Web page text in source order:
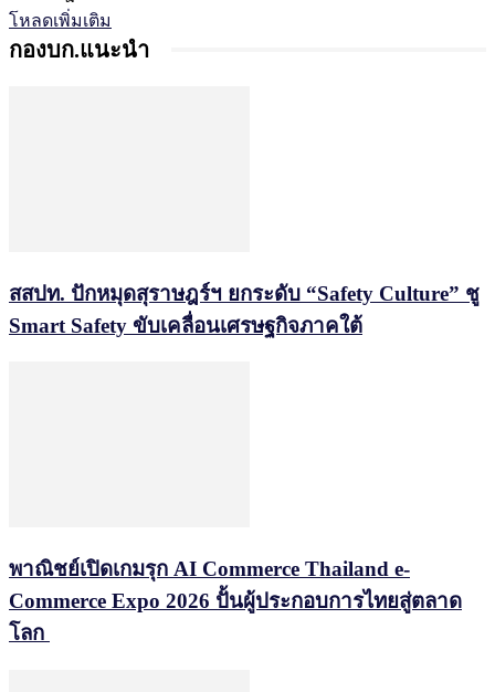
โหลดเพิ่มเติม
กองบก.แนะนำ
สสปท. ปักหมุดสุราษฎร์ฯ ยกระดับ “Safety Culture” ชู
Smart Safety ขับเคลื่อนเศรษฐกิจภาคใต้
พาณิชย์เปิดเกมรุก AI Commerce Thailand e-
Commerce Expo 2026 ปั้นผู้ประกอบการไทยสู่ตลาด
โลก